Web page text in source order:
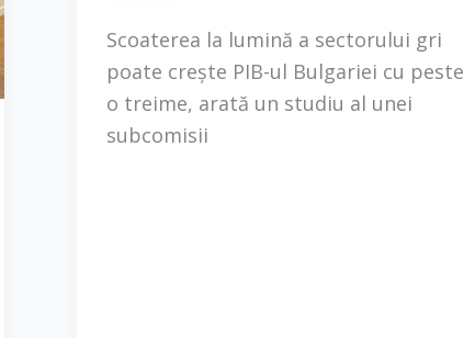
Scoaterea la lumină a sectorului gri
poate crește PIB-ul Bulgariei cu peste
o treime, arată un studiu al unei
subcomisii